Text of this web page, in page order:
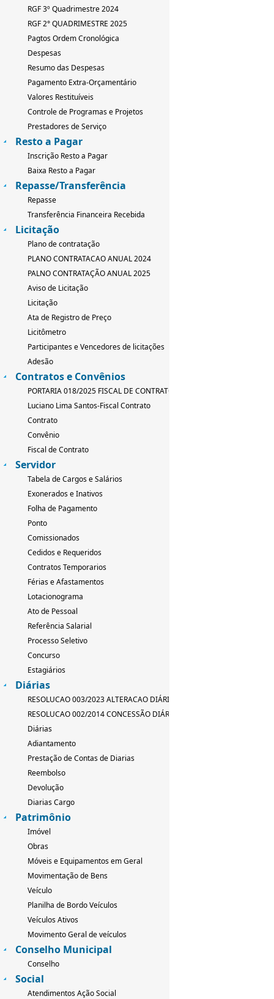
RGF 3º Quadrimestre 2024
RGF 2° QUADRIMESTRE 2025
Pagtos Ordem Cronológica
Despesas
Resumo das Despesas
Pagamento Extra-Orçamentário
Valores Restituíveis
Controle de Programas e Projetos
Prestadores de Serviço
Resto a Pagar
Inscrição Resto a Pagar
Baixa Resto a Pagar
Repasse/Transferência
Repasse
Transferência Financeira Recebida
Licitação
Plano de contratação
PLANO CONTRATACAO ANUAL 2024
PALNO CONTRATAÇÃO ANUAL 2025
Aviso de Licitação
Licitação
Ata de Registro de Preço
Licitômetro
Participantes e Vencedores de licitações
Adesão
Contratos e Convênios
PORTARIA 018/2025 FISCAL DE CONTRATO
Luciano Lima Santos-Fiscal Contrato
Contrato
Convênio
Fiscal de Contrato
Servidor
Tabela de Cargos e Salários
Exonerados e Inativos
Folha de Pagamento
Ponto
Comissionados
Cedidos e Requeridos
Contratos Temporarios
Férias e Afastamentos
Lotacionograma
Ato de Pessoal
Referência Salarial
Processo Seletivo
Concurso
Estagiários
Diárias
RESOLUCAO 003/2023 ALTERACAO DIÁRIAS
RESOLUCAO 002/2014 CONCESSÃO DIÁRIAS
Diárias
Adiantamento
Prestação de Contas de Diarias
Reembolso
Devolução
Diarias Cargo
Patrimônio
Imóvel
Obras
Móveis e Equipamentos em Geral
Movimentação de Bens
Veículo
Planilha de Bordo Veículos
Veículos Ativos
Movimento Geral de veículos
Conselho Municipal
Conselho
Social
Atendimentos Ação Social